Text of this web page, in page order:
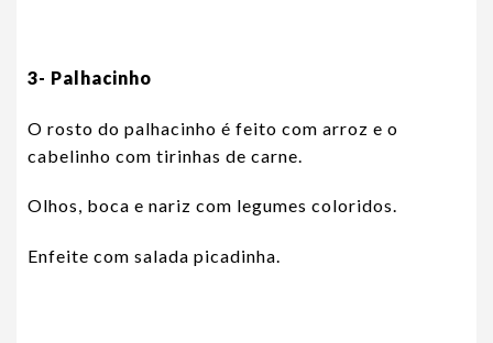
3- Palhacinho
O rosto do palhacinho é feito com arroz e o
cabelinho com tirinhas de carne.
Olhos, boca e nariz com legumes coloridos.
Enfeite com salada picadinha.